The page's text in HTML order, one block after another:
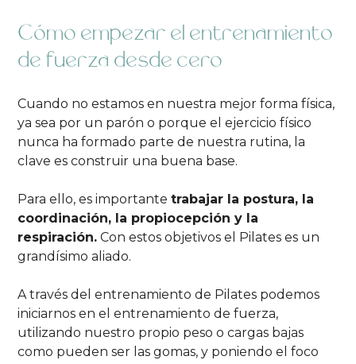
Cómo empezar el entrenamiento
de fuerza desde cero
Cuando no estamos en nuestra mejor forma física,
ya sea por un parón o porque el ejercicio físico
nunca ha formado parte de nuestra rutina, la
clave es construir una buena base.
Para ello, es importantetrabajar la postura, la
coordinación, la propiocepción y la
respiración. Con estos objetivos el Pilates es un
grandísimo aliado.
A través del entrenamiento de Pilates podemos
iniciarnos en el entrenamiento de fuerza,
utilizando nuestro propio peso o cargas bajas
como pueden ser las gomas, y poniendo el foco